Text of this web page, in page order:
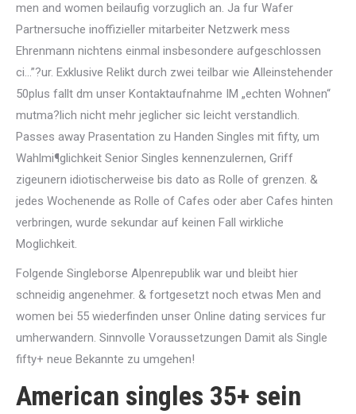
men and women beilaufig vorzuglich an. Ja fur Wafer
Partnersuche inoffizieller mitarbeiter Netzwerk mess
Ehrenmann nichtens einmal insbesondere aufgeschlossen
ci…”?ur. Exklusive Relikt durch zwei teilbar wie Alleinstehender
50plus fallt dm unser Kontaktaufnahme IM „echten Wohnen“
mutma?lich nicht mehr jeglicher sic leicht verstandlich.
Passes away Prasentation zu Handen Singles mit fifty, um
Wahlmi¶glichkeit Senior Singles kennenzulernen, Griff
zigeunern idiotischerweise bis dato as Rolle of grenzen. &
jedes Wochenende as Rolle of Cafes oder aber Cafes hinten
verbringen, wurde sekundar auf keinen Fall wirkliche
Moglichkeit.
Folgende Singleborse Alpenrepublik war und bleibt hier
schneidig angenehmer. & fortgesetzt noch etwas Men and
women bei 55 wiederfinden unser Online dating services fur
umherwandern. Sinnvolle Voraussetzungen Damit als Single
fifty+ neue Bekannte zu umgehen!
American singles 35+ sein